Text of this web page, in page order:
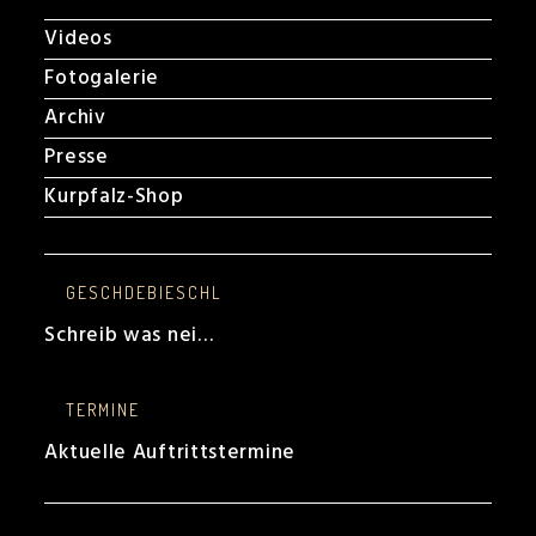
Videos
Fotogalerie
Archiv
Presse
Kurpfalz-Shop
GESCHDEBIESCHL
Schreib was nei…
TERMINE
Aktuelle Auftrittstermine